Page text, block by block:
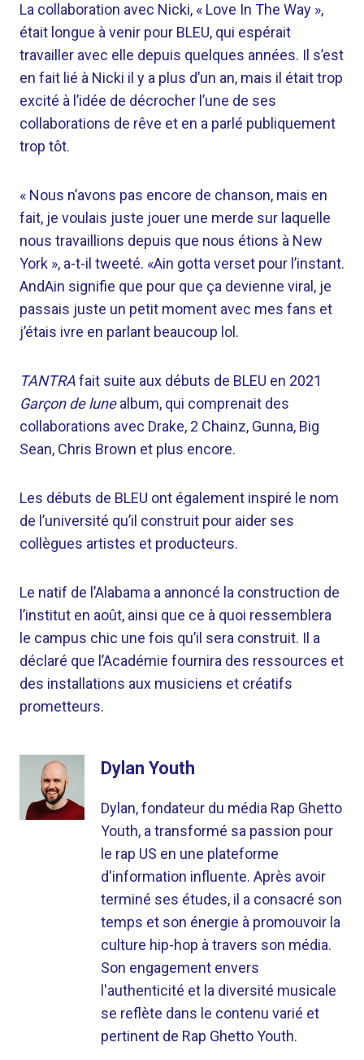
La collaboration avec Nicki, « Love In The Way »,
était longue à venir pour BLEU, qui espérait
travailler avec elle depuis quelques années. Il s’est
en fait lié à Nicki il y a plus d’un an, mais il était trop
excité à l’idée de décrocher l’une de ses
collaborations de rêve et en a parlé publiquement
trop tôt.
« Nous n’avons pas encore de chanson, mais en
fait, je voulais juste jouer une merde sur laquelle
nous travaillions depuis que nous étions à New
York », a-t-il tweeté. «Ain gotta verset pour l’instant.
AndAin signifie que pour que ça devienne viral, je
passais juste un petit moment avec mes fans et
j’étais ivre en parlant beaucoup lol.
TANTRAfait suite aux débuts de BLEU en 2021
Garçon de lunealbum, qui comprenait des
collaborations avec Drake, 2 Chainz, Gunna, Big
Sean, Chris Brown et plus encore.
Les débuts de BLEU ont également inspiré le nom
de l’université qu’il construit pour aider ses
collègues artistes et producteurs.
Le natif de l’Alabama a annoncé la construction de
l’institut en août, ainsi que ce à quoi ressemblera
le campus chic une fois qu’il sera construit. Il a
déclaré que l’Académie fournira des ressources et
des installations aux musiciens et créatifs
prometteurs.
Dylan Youth
Dylan, fondateur du média Rap Ghetto
Youth, a transformé sa passion pour
le rap US en une plateforme
d'information influente. Après avoir
terminé ses études, il a consacré son
temps et son énergie à promouvoir la
culture hip-hop à travers son média.
Son engagement envers
l'authenticité et la diversité musicale
se reflète dans le contenu varié et
pertinent de Rap Ghetto Youth.